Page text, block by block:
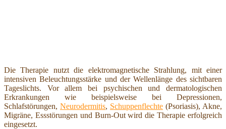
Die Therapie nutzt die elektromagnetische Strahlung, mit einer
intensiven Beleuchtungsstärke und der Wellenlänge des sichtbaren
Tageslichts. Vor allem bei psychischen und dermatologischen
Erkrankungen wie beispielsweise bei Depressionen,
Schlafstörungen, Neurodermitis, Schuppenflechte (Psoriasis), Akne,
Migräne, Essstörungen und Burn-Out wird die Therapie erfolgreich
eingesetzt.